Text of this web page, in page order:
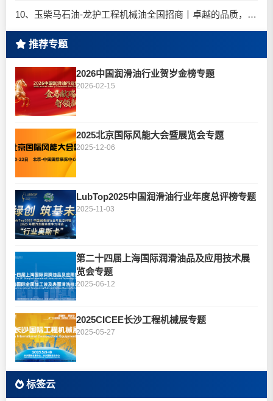
10、玉柴马石油-龙护工程机械油全国招商丨卓越的品质，专业的品牌！
推荐专题
2026中国润滑油行业贺岁金榜专题
2026-02-15
2025北京国际风能大会暨展览会专题
2025-12-06
LubTop2025中国润滑油行业年度总评榜专题
2025-11-03
第二十四届上海国际润滑油品及应用技术展
览会专题
2025-06-12
2025CICEE长沙工程机械展专题
2025-05-27
标签云